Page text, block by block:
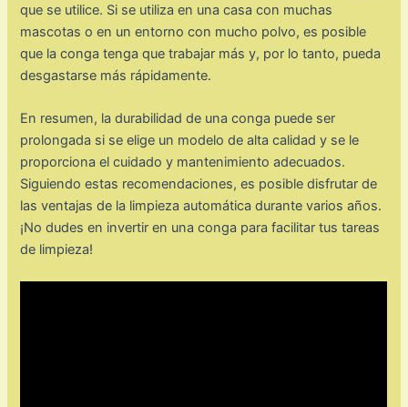
que se utilice. Si se utiliza en una casa con muchas
mascotas o en un entorno con mucho polvo, es posible
que la conga tenga que trabajar más y, por lo tanto, pueda
desgastarse más rápidamente.
En resumen, la durabilidad de una conga puede ser
prolongada si se elige un modelo de alta calidad y se le
proporciona el cuidado y mantenimiento adecuados.
Siguiendo estas recomendaciones, es posible disfrutar de
las ventajas de la limpieza automática durante varios años.
¡No dudes en invertir en una conga para facilitar tus tareas
de limpieza!